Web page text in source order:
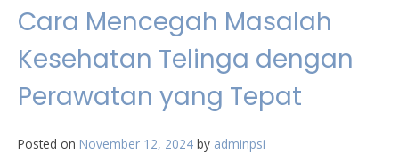
Cara Mencegah Masalah
Kesehatan Telinga dengan
Perawatan yang Tepat
Posted on November 12, 2024 by adminpsi